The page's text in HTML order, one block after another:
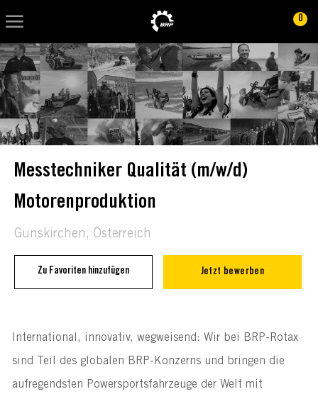
0
-
-
Messtechniker Qualität (m/w/d)
Motorenproduktion
Location
Gunskirchen, Österreich
Zu Favoriten hinzufügen Jetzt bewerben
International, innovativ, wegweisend: Wir bei BRP-Rotax
sind Teil des globalen BRP-Konzerns und bringen die
aufregendsten Powersportsfahrzeuge der Welt mit